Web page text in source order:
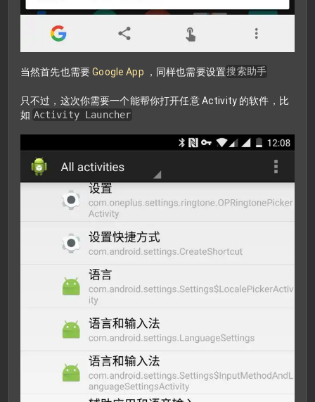
当然首先也需要Google App ，同样也需要设置搜索助手
只不过，这次你需要一个能帮你打开任意 Activity 的软件，比
如 Activity Launcher